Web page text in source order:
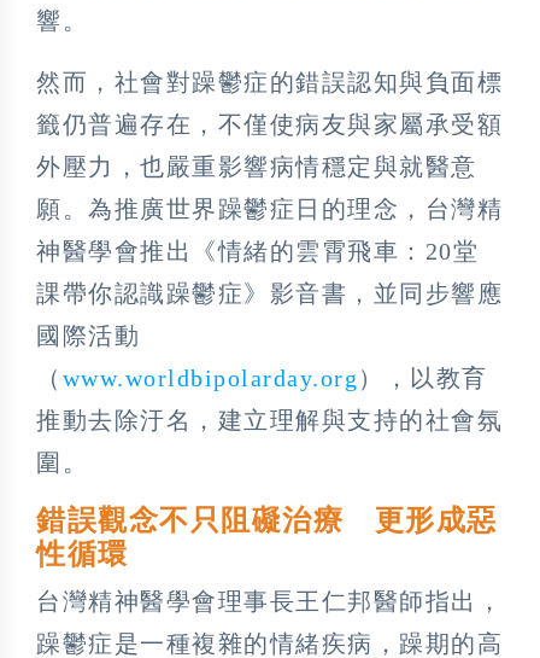
響。
然而，社會對躁鬱症的錯誤認知與負面標
籤仍普遍存在，不僅使病友與家屬承受額
外壓力，也嚴重影響病情穩定與就醫意
願。為推廣世界躁鬱症日的理念，台灣精
神醫學會推出《情緒的雲霄飛車：20堂
課帶你認識躁鬱症》影音書，並同步響應
國際活動
（ www.worldbipolarday.org ），以教育
推動去除汙名，建立理解與支持的社會氛
圍。
錯誤觀念不只阻礙治療 更形成惡
性循環
台灣精神醫學會理事長王仁邦醫師指出，
躁鬱症是一種複雜的情緒疾病，躁期的高